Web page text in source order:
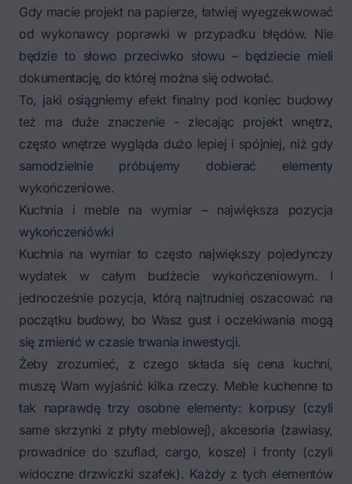
Gdy macie projekt na papierze, łatwiej wyegzekwować
od wykonawcy poprawki w przypadku błędów. Nie
będzie to słowo przeciwko słowu – będziecie mieli
dokumentację, do której można się odwołać.
To, jaki osiągniemy efekt finalny pod koniec budowy
też ma duże znaczenie - zlecając projekt wnętrz,
często wnętrze wygląda dużo lepiej i spójniej, niż gdy
samodzielnie próbujemy dobierać elementy
wykończeniowe.
Kuchnia i meble na wymiar – największa pozycja
wykończeniówki
Kuchnia na wymiar to często największy pojedynczy
wydatek w całym budżecie wykończeniowym. I
jednocześnie pozycja, którą najtrudniej oszacować na
początku budowy, bo Wasz gust i oczekiwania mogą
się zmienić w czasie trwania inwestycji.
Żeby zrozumieć, z czego składa się cena kuchni,
muszę Wam wyjaśnić kilka rzeczy. Meble kuchenne to
tak naprawdę trzy osobne elementy: korpusy (czyli
same skrzynki z płyty meblowej), akcesoria (zawiasy,
prowadnice do szuflad, cargo, kosze) i fronty (czyli
widoczne drzwiczki szafek). Każdy z tych elementów